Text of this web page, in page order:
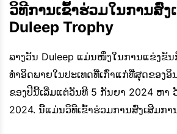
ວິທີການເຂົ້າຮ່ວມໃນການສົ່ງ
Duleep Trophy
ລາງວັນ Duleep ແມ່ນໜຶ່ງໃນການແຂ່ງຂັ
ທຳອິດພາຍໃນປະເທດທີ່ເກົ່າແກ່ທີ່ສຸດຂອງອິ
ຂອງປີນີ້ເລີ່ມແຕ່ວັນທີ 5 ກັນຍາ 2024 ຫາ
2024. ນີ້ແມ່ນວິທີເຂົ້າຮ່ວມການສົ່ງເສີມກາ